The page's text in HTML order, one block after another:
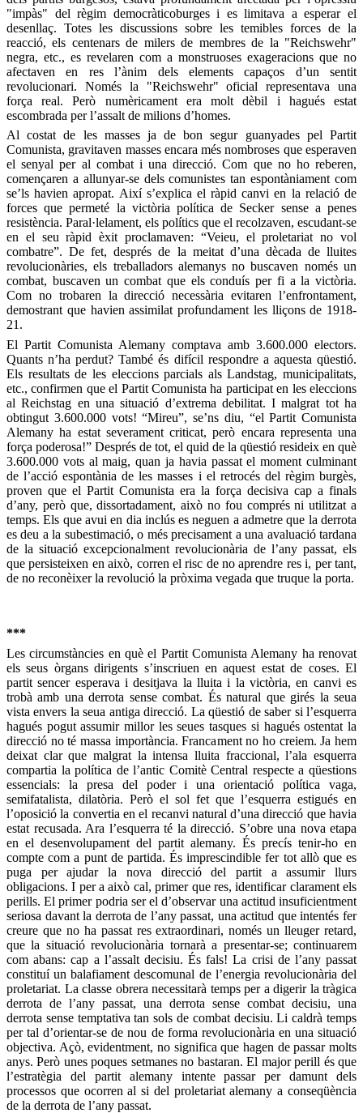
"impàs" del règim democràticoburges i es limitava a esperar el
desenllaç. Totes les discussions sobre les temibles forces de la
reacció, els centenars de milers de membres de la "Reichswehr"
negra, etc., es revelaren com a monstruoses exageracions que no
afectaven en res l’ànim dels elements capaços d’un sentit
revolucionari. Només la "Reichswehr" oficial representava una
força real. Però numèricament era molt dèbil i hagués estat
escombrada per l’assalt de milions d’homes.
Al costat de les masses ja de bon segur guanyades pel Partit
Comunista, gravitaven masses encara més nombroses que esperaven
el senyal per al combat i una direcció. Com que no ho reberen,
començaren a allunyar-se dels comunistes tan espontàniament com
se’ls havien apropat. Així s’explica el ràpid canvi en la relació de
forces que permeté la victòria política de Secker sense a penes
resistència. Paral·lelament, els polítics que el recolzaven, escudant-se
en el seu ràpid èxit proclamaven: “Veieu, el proletariat no vol
combatre”. De fet, després de la meitat d’una dècada de lluites
revolucionàries, els treballadors alemanys no buscaven només un
combat, buscaven un combat que els conduís per fi a la victòria.
Com no trobaren la direcció necessària evitaren l’enfrontament,
demostrant que havien assimilat profundament les lliçons de 1918-
21.
El Partit Comunista Alemany comptava amb 3.600.000 electors.
Quants n’ha perdut? També és difícil respondre a aquesta qüestió.
Els resultats de les eleccions parcials als Landstag, municipalitats,
etc., confirmen que el Partit Comunista ha participat en les eleccions
al Reichstag en una situació d’extrema debilitat. I malgrat tot ha
obtingut 3.600.000 vots! “Mireu”, se’ns diu, “el Partit Comunista
Alemany ha estat severament criticat, però encara representa una
força poderosa!” Després de tot, el quid de la qüestió resideix en què
3.600.000 vots al maig, quan ja havia passat el moment culminant
de l’acció espontània de les masses i el retrocés del règim burgès,
proven que el Partit Comunista era la força decisiva cap a finals
d’any, però que, dissortadament, això no fou comprés ni utilitzat a
temps. Els que avui en dia inclús es neguen a admetre que la derrota
es deu a la subestimació, o més precisament a una avaluació tardana
de la situació excepcionalment revolucionària de l’any passat, els
que persisteixen en això, corren el risc de no aprendre res i, per tant,
de no reconèixer la revolució la pròxima vegada que truque la porta.
***
Les circumstàncies en què el Partit Comunista Alemany ha renovat
els seus òrgans dirigents s’inscriuen en aquest estat de coses. El
partit sencer esperava i desitjava la lluita i la victòria, en canvi es
trobà amb una derrota sense combat. És natural que girés la seua
vista envers la seua antiga direcció. La qüestió de saber si l’esquerra
hagués pogut assumir millor les seues tasques si hagués ostentat la
direcció no té massa importància. Francament no ho creiem. Ja hem
deixat clar que malgrat la intensa lluita fraccional, l’ala esquerra
compartia la política de l’antic Comitè Central respecte a qüestions
essencials: la presa del poder i una orientació política vaga,
semifatalista, dilatòria. Però el sol fet que l’esquerra estigués en
l’oposició la convertia en el recanvi natural d’una direcció que havia
estat recusada. Ara l’esquerra té la direcció. S’obre una nova etapa
en el desenvolupament del partit alemany. És precís tenir-ho en
compte com a punt de partida. És imprescindible fer tot allò que es
puga per ajudar la nova direcció del partit a assumir llurs
obligacions. I per a això cal, primer que res, identificar clarament els
perills. El primer podria ser el d’observar una actitud insuficientment
seriosa davant la derrota de l’any passat, una actitud que intentés fer
creure que no ha passat res extraordinari, només un lleuger retard,
que la situació revolucionària tornarà a presentar-se; continuarem
com abans: cap a l’assalt decisiu. És fals! La crisi de l’any passat
constituí un balafiament descomunal de l’energia revolucionària del
proletariat. La classe obrera necessitarà temps per a digerir la tràgica
derrota de l’any passat, una derrota sense combat decisiu, una
derrota sense temptativa tan sols de combat decisiu. Li caldrà temps
per tal d’orientar-se de nou de forma revolucionària en una situació
objectiva. Açò, evidentment, no significa que hagen de passar molts
anys. Però unes poques setmanes no bastaran. El major perill és que
l’estratègia del partit alemany intente passar per damunt dels
processos que ocorren al si del proletariat alemany a conseqüència
de la derrota de l’any passat.